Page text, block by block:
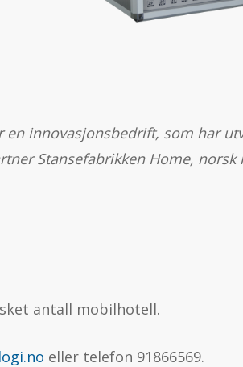
en innovasjonsbedrift, som har
Stansefabrikken Home, norsk
antall mobilhotell.
eller telefon 91866569.